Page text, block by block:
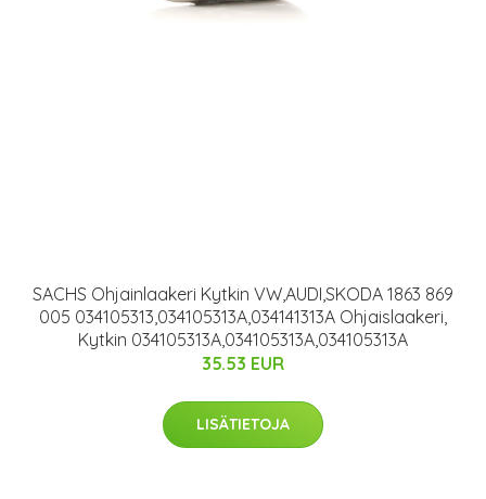
SACHS Ohjainlaakeri Kytkin VW,AUDI,SKODA 1863 869
005 034105313,034105313A,034141313A Ohjaislaakeri,
Kytkin 034105313A,034105313A,034105313A
35.53 EUR
LISÄTIETOJA